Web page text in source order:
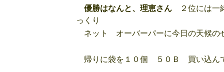
優勝はなんと、理恵さん２位には一
っくり
ネット オーバーパーに今日の天候の
帰りに袋を１０個 ５０Ｂ 買い込ん